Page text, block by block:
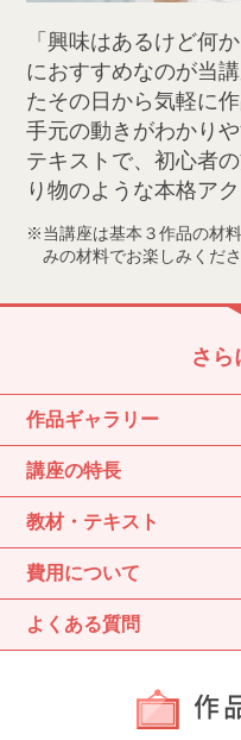
「興味はあるけど
におすすめなのが当
たその日から気軽に
手元の動きがわかり
テキストで、初心者
り物のような本格ア
当講座は基本３作品の材
みの材料でお楽しみくださ
さら
作品ギャラリー
講座の特長
教材・テキスト
費用について
よくある質問
作